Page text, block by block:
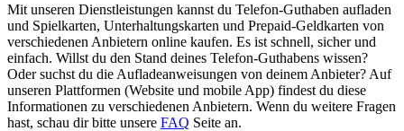
Mit unseren Dienstleistungen kannst du Telefon-Guthaben aufladen
und Spielkarten, Unterhaltungskarten und Prepaid-Geldkarten von
verschiedenen Anbietern online kaufen. Es ist schnell, sicher und
einfach. Willst du den Stand deines Telefon-Guthabens wissen?
Oder suchst du die Aufladeanweisungen von deinem Anbieter? Auf
unseren Plattformen (Website und mobile App) findest du diese
Informationen zu verschiedenen Anbietern. Wenn du weitere Fragen
hast, schau dir bitte unsere FAQ Seite an.